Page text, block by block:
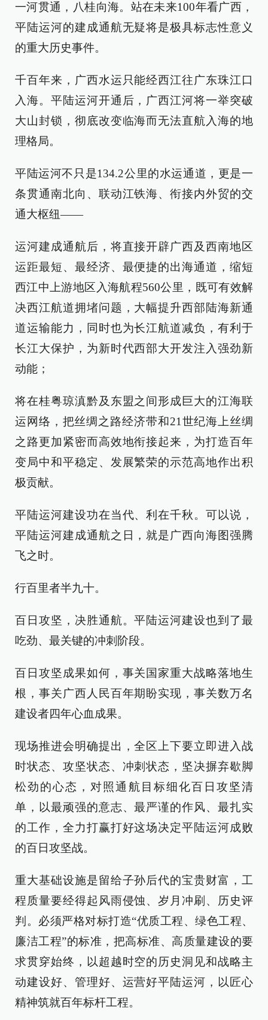
一河贯通，八桂向海。站在未来100年看广西，
平陆运河的建成通航无疑将是极具标志性意义
的重大历史事件。
千百年来，广西水运只能经西江往广东珠江口
入海。平陆运河开通后，广西江河将一举突破
大山封锁，彻底改变临海而无法直航入海的地
理格局。
平陆运河不只是134.2公里的水运通道，更是一
条贯通南北向、联动江铁海、衔接内外贸的交
通大枢纽——
运河建成通航后，将直接开辟广西及西南地区
运距最短、最经济、最便捷的出海通道，缩短
西江中上游地区入海航程560公里，既可有效解
决西江航道拥堵问题，大幅提升西部陆海新通
道运输能力，同时也为长江航道减负，有利于
长江大保护，为新时代西部大开发注入强劲新
动能；
将在桂粤琼滇黔及东盟之间形成巨大的江海联
运网络，把丝绸之路经济带和21世纪海上丝绸
之路更加紧密而高效地衔接起来，为打造百年
变局中和平稳定、发展繁荣的示范高地作出积
极贡献。
平陆运河建设功在当代、利在千秋。可以说，
平陆运河建成通航之日，就是广西向海图强腾
飞之时。
行百里者半九十。
百日攻坚，决胜通航。平陆运河建设也到了最
吃劲、最关键的冲刺阶段。
百日攻坚成果如何，事关国家重大战略落地生
根，事关广西人民百年期盼实现，事关数万名
建设者四年心血成果。
现场推进会明确提出，全区上下要立即进入战
时状态、攻坚状态、冲刺状态，坚决摒弃歇脚
松劲的心态，对照通航目标细化百日攻坚清
单，以最顽强的意志、最严谨的作风、最扎实
的工作，全力打赢打好这场决定平陆运河成败
的百日攻坚战。
重大基础设施是留给子孙后代的宝贵财富，工
程质量要经得起风雨侵蚀、岁月冲刷、历史评
判。必须严格对标打造“优质工程、绿色工程、
廉洁工程”的标准，把高标准、高质量建设的要
求贯穿始终，以超越时空的历史洞见和战略主
动建设好、管理好、运营好平陆运河，以匠心
精神筑就百年标杆工程。